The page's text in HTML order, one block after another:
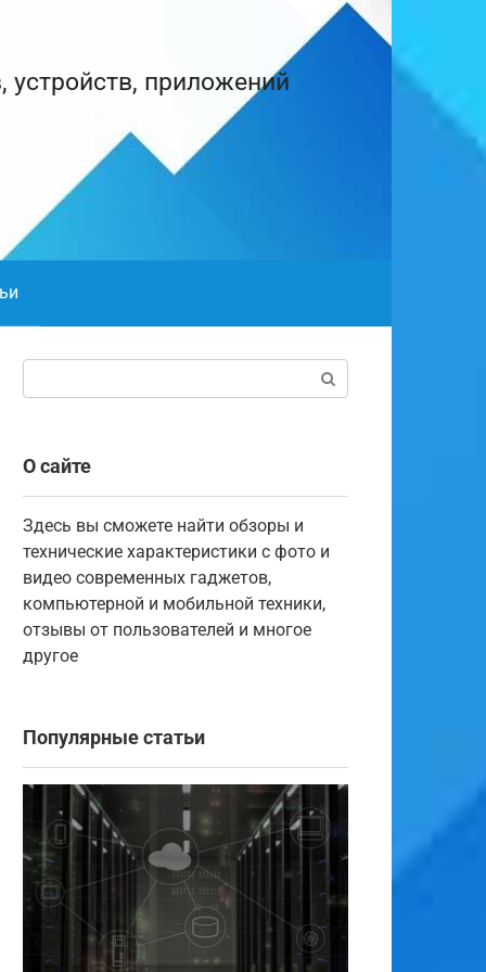
устройств, приложений
О сайте
Здесь вы сможете найти обзоры и
технические характеристики с фото и
видео современных гаджетов,
компьютерной и мобильной техники,
отзывы от пользователей и многое
другое
Популярные статьи